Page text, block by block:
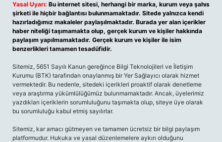
Yasal Uyarı: Bu internet sitesi, herhangi bir marka, kurum veya şahıs
şirketi ile hiçbir bağlantısı bulunmamaktadır. Sitede yalnızca kendi
hazırladığımız makaleler paylaşılmaktadır. Burada yer alan içerikler
haber niteliği taşımamakta olup, gerçek kurum ve kişiler hakkında
paylaşım yapılmamaktadır. Gerçek kurum ve kişiler ile isim
benzerlikleri tamamen tesadüfidir.
Sitemiz, 5651 Sayılı Kanun gereğince Bilgi Teknolojileri ve İletişim
Kurumu (BTK) tarafından onaylanmış bir Yer Sağlayıcı olarak hizmet
vermektedir. Bu nedenle, sitedeki içerikleri proaktif olarak denetleme
veya araştırma yükümlülüğümüz bulunmamaktadır. Ancak, üyelerimiz
yazdıkları içeriklerin sorumluluğunu taşımakta olup, siteye üye olarak
bu sorumluluğu kabul etmiş sayılırlar.
Sitemiz, kar amacı gütmeyen ve tamamen ücretsiz bir bilgi paylaşım
platformudur. Hukuka ve yasal düzenlemelere aykırı olduğunu